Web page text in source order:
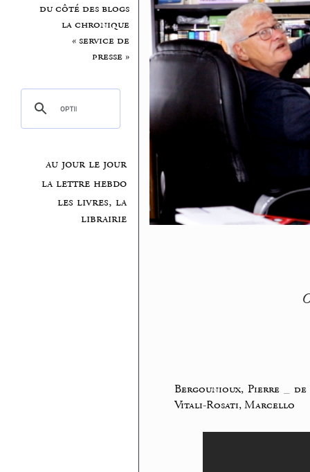
du côté des blogs
la chronique
« service de
presse »
au jour le jour
la lettre hebdo
les livres, la
librairie
Bergounioux, Pierre
Vitali-Rosati, Marcello